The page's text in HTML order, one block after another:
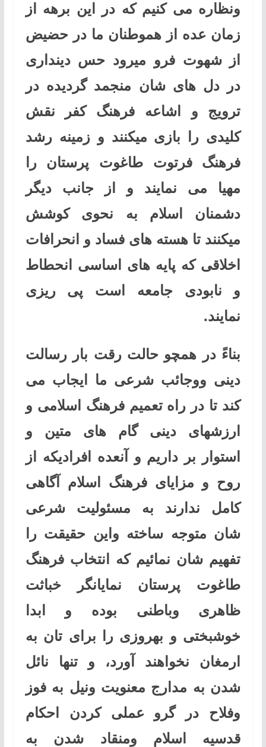
ونظاره می کنیم که در این برهه از
زمان عده از هموطنان ما در حضیض
از شهوت فرو میرود حس دینداری
در دل های شان منجمد گردیده در
ترویج و اشاعه فرهنگ کفر نقش
کلیدی را بازی میکنند و زمینه رشد
فرهنگ فرتوت طاغوت پرستان را
مهیا می نمایند و از جانب دیگر
دشمنان اسلام به نحوی کوشش
میکنند تا هسته های فساد و انحرافات
اخلاقی که پایه های اساسی انحطاط
و نابودی جامعه است پی ریزی
نمایند.
بناءً در همچو حالت رقت بار رسالت
دینی ووجائب شرعی ما ایجاب می
کند تا در راه تعمیم فرهنگ اسلامی و
ارزشهای دینی گام های متین و
استوار بر داریم و آنعده افرادیکه از
روح و مزایای فرهنگ اسلام آگاهی
کامل ندارند به مسئولیت شرعی
شان متوجه ساخته واین حقیقت را
تفهیم شان نمائیم که انتخاب فرهنگ
طاغوت پرستان نمایانگر خباثت
ظاهری وباطنی بوده و ابدا
خوشبختی و بهروزی را برای تان به
ارمغان نخواهند آورد، و تنها نائل
شدن به مدارج معنویت ونیل به فوز
وفلاح در گرو عملی کردن احکام
قدسیه اسلام ومنقاد شدن به